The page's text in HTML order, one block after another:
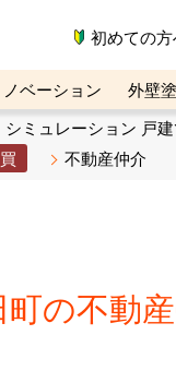
初めての
ノベーション 外壁
不動産売却ご相談デス
シミュレーション 戸建
不動産仲介
の不動